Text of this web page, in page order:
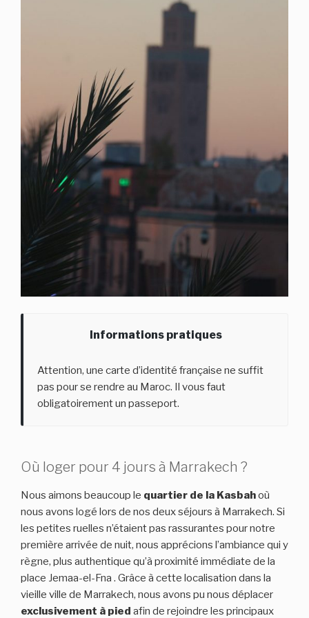
Informations pratiques
Attention, une carte d’identité française ne suffit
pas pour se rendre au Maroc. Il vous faut
obligatoirement un passeport.
Où loger pour 4 jours à Marrakech ?
Nous aimons beaucoup le quartier de la Kasbahoù
nous avons logé lors de nos deux séjours à Marrakech. Si
les petites ruelles n’étaient pas rassurantes pour notre
première arrivée de nuit, nous apprécions l’ambiance qui y
règne, plus authentique qu’à proximité immédiate de la
place Jemaa-el-Fna . Grâce à cette localisation dans la
vieille ville de Marrakech, nous avons pu nous déplacer
exclusivement à pied afin de rejoindre les principaux